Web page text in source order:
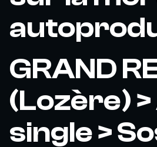
GRAND
(Lozère) >
single >